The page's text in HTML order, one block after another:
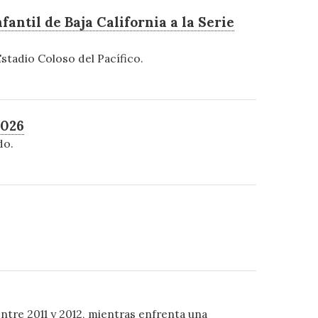
de Baja California a la Serie
Coloso del Pacífico.
2011 y 2012, mientras enfrenta una